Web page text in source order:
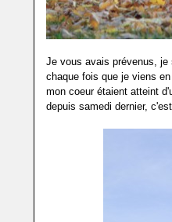
Je vous avais prévenus, je
chaque fois que je viens
mon coeur étaient atteint
depuis samedi dernier, c'est